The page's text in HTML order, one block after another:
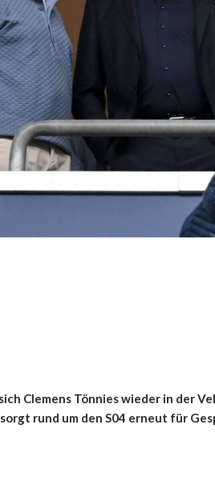
Clemens Tönnies wieder in der
rund um den S04 erneut für